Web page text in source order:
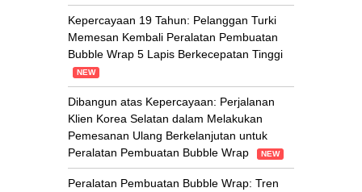
Kepercayaan 19 Tahun: Pelanggan Turki
Memesan Kembali Peralatan Pembuatan
Bubble Wrap 5 Lapis Berkecepatan Tinggi
NEW
Dibangun atas Kepercayaan: Perjalanan
Klien Korea Selatan dalam Melakukan
Pemesanan Ulang Berkelanjutan untuk
Peralatan Pembuatan Bubble Wrap
NEW
Peralatan Pembuatan Bubble Wrap: Tren